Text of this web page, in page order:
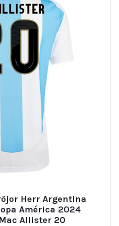
Herr Argentina
América 2024
Allister 20